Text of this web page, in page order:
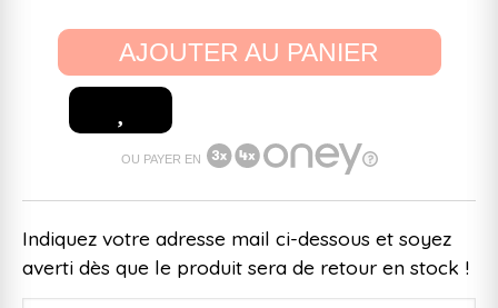
AJOUTER AU PANIER
OU PAYER EN
Indiquez votre adresse mail ci-dessous et soyez
averti dès que le produit sera de retour en stock !